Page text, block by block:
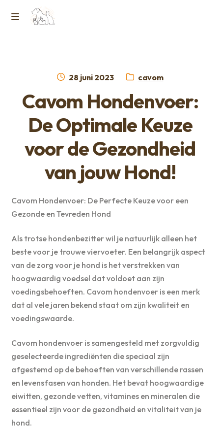
Ga
Ga
Horcon Webshop – GDPR / Voorwaarden /
Privacybeleid
Over ons
Geplaatst
28 juni 2023 Categorie:
cavom
Cavom Hondenvoer:
De Optimale Keuze
voor de Gezondheid
van jouw Hond!
Cavom Hondenvoer: De Perfecte Keuze voor een
Gezonde en Tevreden Hond
Als trotse hondenbezitter wil je natuurlijk alleen het
beste voor je trouwe viervoeter. Een belangrijk aspect
van de zorg voor je hond is het verstrekken van
hoogwaardig voedsel dat voldoet aan zijn
voedingsbehoeften. Cavom hondenvoer is een merk
dat al vele jaren bekend staat om zijn kwaliteit en
voedingswaarde.
Cavom hondenvoer is samengesteld met zorgvuldig
geselecteerde ingrediënten die speciaal zijn
afgestemd op de behoeften van verschillende rassen
en levensfasen van honden. Het bevat hoogwaardige
eiwitten, gezonde vetten, vitamines en mineralen die
essentieel zijn voor de gezondheid en vitaliteit van je
hond.